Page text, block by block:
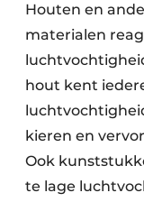
Houten en
materialen
hout kent
kieren en
Ook
te lage